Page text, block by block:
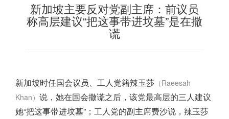
新加坡主要反对党副主席：前议员
称高层建议“把这事带进坟墓”是在撒
谎
新加坡时任国会议员、工人党籍辣玉莎 （Raeesah
Khan） 说，她在国会撒谎之后，该党最高层的三人建议
她“把这事带进坟墓”；工人党的副主席费沙说，辣玉莎